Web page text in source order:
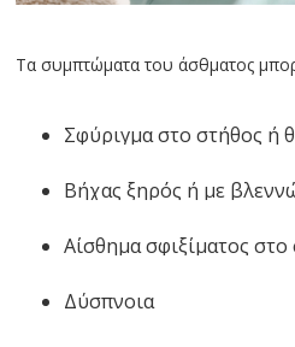
Τα συμπτώματα του άσθματος
Σφύριγμα στο στήθος ή
Βήχας ξηρός ή με
Αίσθημα σφιξίματος στο
Δύσπνοια